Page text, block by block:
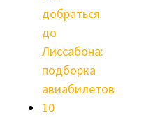
добраться
до
Лиссабона:
подборка
авиабилетов
10